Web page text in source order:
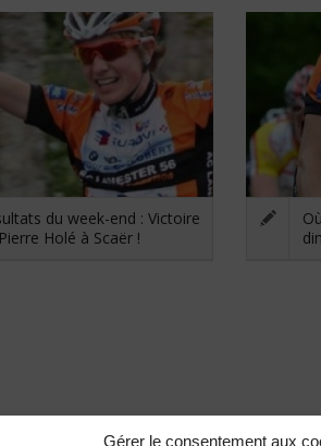
Gérer le consentement aux
du week-end : Victoire
Holé à Scaër !